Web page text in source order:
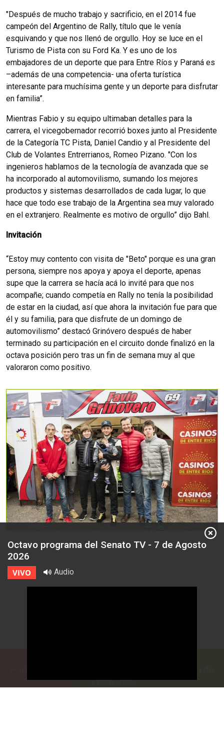
"Después de mucho trabajo y sacrificio, en el 2014 fue
campeón del Argentino de Rally, título que le venía
esquivando y que nos llenó de orgullo. Hoy se luce en el
Turismo de Pista con su Ford Ka. Y es uno de los
embajadores de un deporte que para Entre Ríos y Paraná es
–además de una competencia- una oferta turística
interesante para muchísima gente y un deporte para disfrutar
en familia”.
Mientras Fabio y su equipo ultimaban detalles para la
carrera, el vicegobernador recorrió boxes junto al Presidente
de la Categoría TC Pista, Daniel Candio y al Presidente del
Club de Volantes Entrerrianos, Romeo Pizano. "Con los
ingenieros hablamos de la tecnología de avanzada que se
ha incorporado al automovilismo, sumando los mejores
productos y sistemas desarrollados de cada lugar, lo que
hace que todo ese trabajo de la Argentina sea muy valorado
en el extranjero. Realmente es motivo de orgullo” dijo Bahl.
Invitación
“Estoy muy contento con visita de "Beto" porque es una gran
persona, siempre nos apoya y apoya el deporte, apenas
supe que la carrera se hacía acá lo invité para que nos
acompañe; cuando competía en Rally no tenía la posibilidad
de estar en la ciudad, así que ahora la invitación fue para que
él y su familia, para que disfrute de un domingo de
automovilismo” destacó Grinóvero después de haber
terminado su participación en el circuito donde finalizó en la
octava posición pero tras un fin de semana muy al que
valoraron como positivo.
Entre Ríos
Octavo programa del Senato TV - 7 de Agosto
2026
VIVO Audio